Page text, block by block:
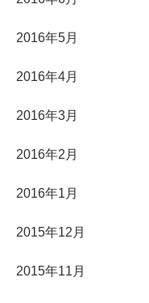
2016年5月
2016年4月
2016年3月
2016年2月
2016年1月
2015年12月
2015年11月